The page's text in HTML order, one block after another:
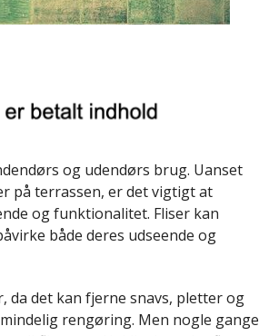
og udendørs brug. Uanset
på terrassen, er det vigtigt at
og funktionalitet. Fliser kan
både deres udseende og
da det kan fjerne snavs, pletter og
rengøring. Men nogle gange